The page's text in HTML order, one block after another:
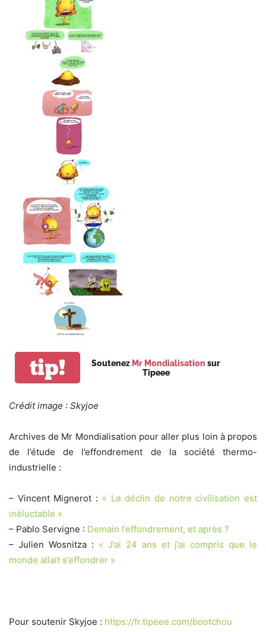
tip! Soutenez Mr Mondialisation sur
Tipeee
Crédit image : Skyjoe
Archives de Mr Mondialisation pour aller plus loin à propos
de l’étude de l’effondrement de la société thermo-
industrielle :
– Vincent Mignerot : « Le déclin de notre civilisation est
inéluctable »
– Pablo Servigne : Demain l’effondrement, et après ?
– Julien Wosnitza : « J’ai 24 ans et j’ai compris que le
monde allait s’effondrer »
Pour soutenir Skyjoe : https://fr.tipeee.com/bootchou